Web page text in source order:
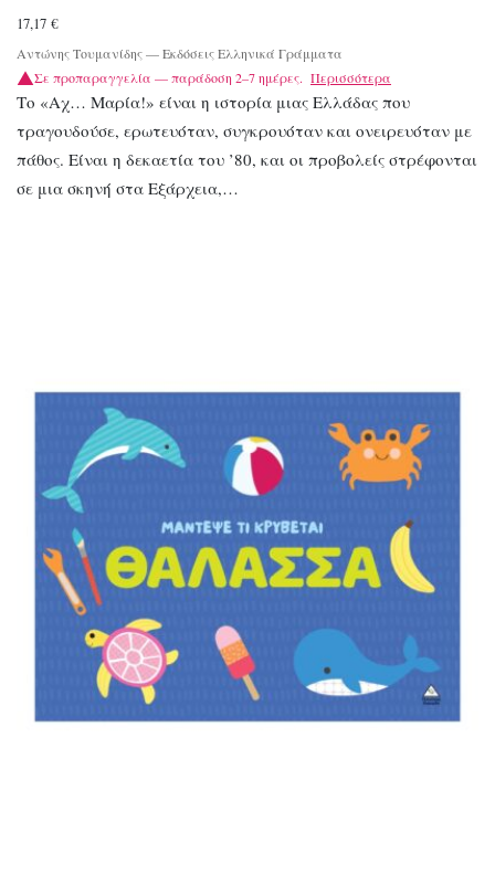
17,17 €
Αντώνης Τουμανίδης—Εκδόσεις Ελληνικά Γράμματα
Σε προπαραγγελία — παράδοση 2–7 ημέρες. Περισσότερα
Το «Αχ… Μαρία!» είναι η ιστορία μιας Ελλάδας που
τραγουδούσε, ερωτευόταν, συγκρουόταν και ονειρευόταν με
πάθος. Είναι η δεκαετία του ’80, και οι προβολείς στρέφονται
σε μια σκηνή στα Εξάρχεια,…